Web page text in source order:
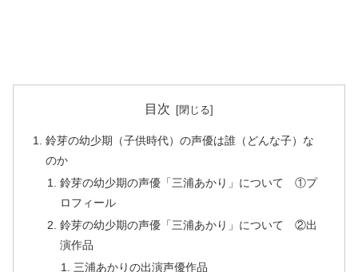
目次
鈴芽の幼少期（子供時代）の声優は誰（どんな子）な
のか
鈴芽の幼少期の声優「三浦あかり」について ①プ
ロフィール
鈴芽の幼少期の声優「三浦あかり」について ②出
演作品
三浦あかりの出演声優作品